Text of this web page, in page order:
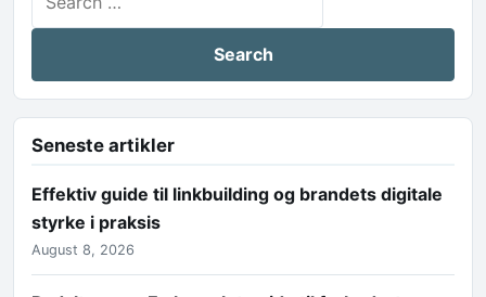
Seneste artikler
Effektiv guide til linkbuilding og brandets digitale
styrke i praksis
August 8, 2026